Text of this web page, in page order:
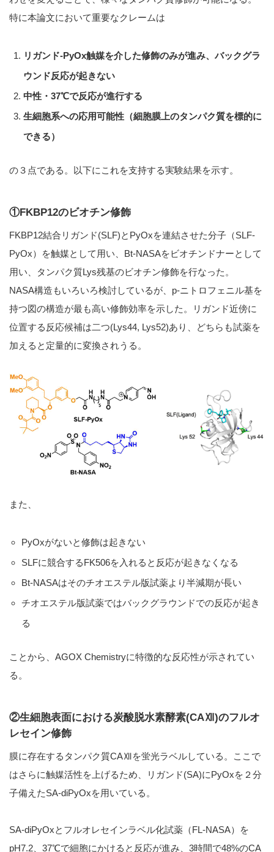
特に本論文において重要なクレームは
リガンド-PyOx触媒を介した修飾のみが進み、バックグラ
ウンド反応が起きない
中性・37℃で反応が進行する
生細胞系への応用可能性（細胞膜上のタンパク質を標的に
できる）
の３点である。以下にこれを支持する実験結果を示す。
①FKBP12のビオチン修飾
FKBP12結合リガンド(SLF)とPyOxを連結させた分子（SLF-
PyOx）を触媒として用い、Bt-NASAをビオチンドナーとして
用い、タンパク質Lys残基のビオチン修飾を行なった。
NASA構造もいろいろ検討しているが、p-ニトロフェニル基を
持つ図の構造が最も高い修飾効率を示した。リガンド近傍に
位置する反応候補は二つ(Lys44, Lys52)あり、どちらも試薬を
加えると定量的に変換されうる。
また、
PyOxがないと修飾は起きない
SLFに競合するFK506を入れると反応が起きなくなる
Bt-NASAはそのチオエステル版試薬より半減期が長い
チオエステル版試薬ではバックグラウンドでの反応が起き
る
ことから、AGOX Chemistryに特徴的な反応性が示されてい
る。
②生細胞表面における炭酸脱水素酵素(CAⅫ)のフルオ
レセイン修飾
膜に存在するタンパク質CAⅫを蛍光ラベルしている。ここで
はさらに触媒活性を上げるため、リガンド(SA)にPyOxを２分
子備えたSA-diPyOxを用いている。
SA-diPyOxとフルオレセインラベル化試薬（FL-NASA）を
pH7.2、37℃で細胞にかけると反応が進み、3時間で48%のCA